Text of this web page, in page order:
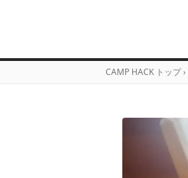
CAMP HACK トップ ›